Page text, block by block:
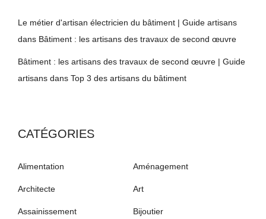
Le métier d'artisan électricien du bâtiment | Guide artisans
dans Bâtiment : les artisans des travaux de second œuvre
Bâtiment : les artisans des travaux de second œuvre | Guide
artisans dans Top 3 des artisans du bâtiment
CATÉGORIES
Alimentation Aménagement
Architecte Art
Assainissement Bijoutier